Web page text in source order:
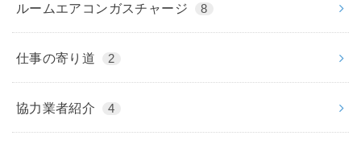
ルームエアコンガスチャージ 8
仕事の寄り道 2
協力業者紹介 4